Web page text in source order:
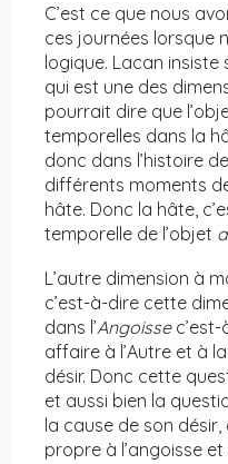
C’est ce que nous
ces journées lorsque
logique. Lacan insiste
qui est une des
pourrait dire que
temporelles dans la
donc dans l’histoire
différents moments
hâte. Donc la hâte,
temporelle de l’objet a
L’autre dimension à
c’est-à-dire cette
dans l’Angoissec’est-
affaire à l’Autre et à
désir. Donc cette
et aussi bien la
la cause de son
propre à l’angoisse et